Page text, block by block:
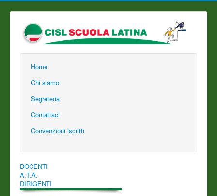
Home
Chi siamo
Segreteria
Contattaci
Convenzioni iscritti
DOCENTI
A.T.A.
DIRIGENTI